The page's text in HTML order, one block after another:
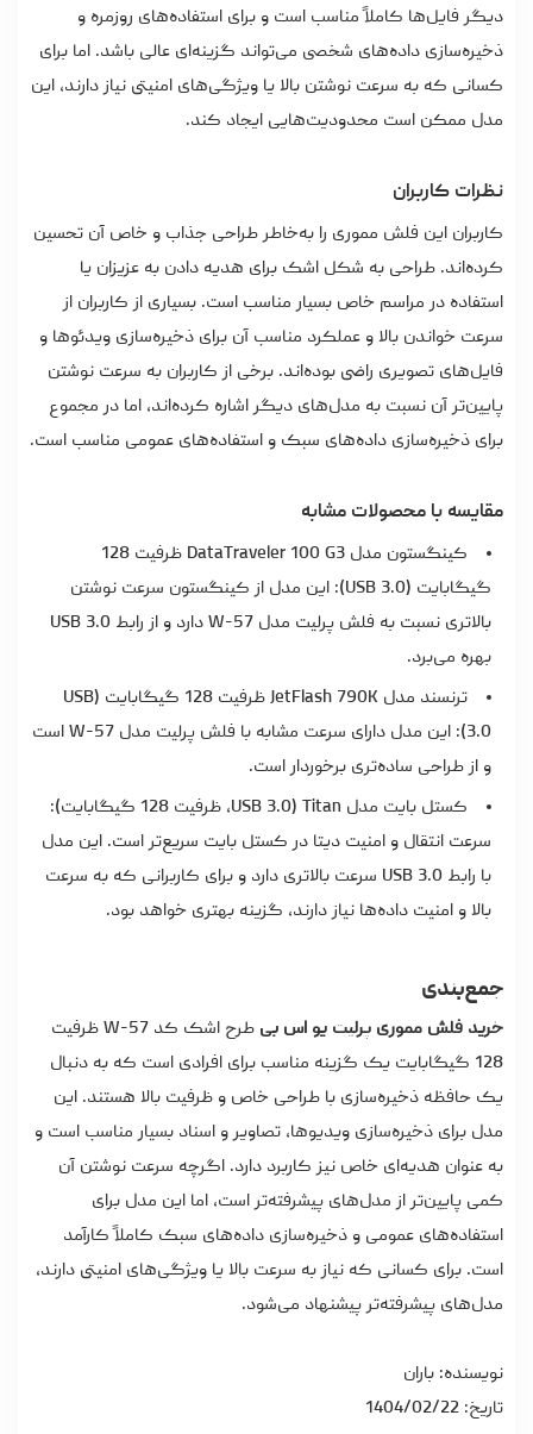
دیگر فایل‌ها کاملاً مناسب است و برای استفاده‌های روزمره و
ذخیره‌سازی داده‌های شخصی می‌تواند گزینه‌ای عالی باشد. اما برای
کسانی که به سرعت نوشتن بالا یا ویژگی‌های امنیتی نیاز دارند، این
مدل ممکن است محدودیت‌هایی ایجاد کند.
نظرات کاربران
کاربران این فلش مموری را به‌خاطر طراحی جذاب و خاص آن تحسین
کرده‌اند. طراحی به شکل اشک برای هدیه دادن به عزیزان یا
استفاده در مراسم خاص بسیار مناسب است. بسیاری از کاربران از
سرعت خواندن بالا و عملکرد مناسب آن برای ذخیره‌سازی ویدئوها و
فایل‌های تصویری راضی بوده‌اند. برخی از کاربران به سرعت نوشتن
پایین‌تر آن نسبت به مدل‌های دیگر اشاره کرده‌اند، اما در مجموع
برای ذخیره‌سازی داده‌های سبک و استفاده‌های عمومی مناسب است.
مقایسه با محصولات مشابه
کینگستون مدل DataTraveler 100 G3 ظرفیت 128
گیگابایت (USB 3.0): این مدل از کینگستون سرعت نوشتن
بالاتری نسبت به فلش پرلیت مدل W-57 دارد و از رابط USB 3.0
بهره می‌برد.
ترنسند مدل JetFlash 790K ظرفیت 128 گیگابایت (USB
3.0): این مدل دارای سرعت مشابه با فلش پرلیت مدل W-57 است
و از طراحی ساده‌تری برخوردار است.
کستل بایت مدل Titan (USB 3.0، ظرفیت 128 گیگابایت):
سرعت انتقال و امنیت دیتا در کستل بایت سریع‌تر است. این مدل
با رابط USB 3.0 سرعت بالاتری دارد و برای کاربرانی که به سرعت
بالا و امنیت داده‌ها نیاز دارند، گزینه بهتری خواهد بود.
جمع‌بندی
خرید فلش مموری پرلیت یو اس بی
طرح اشک کد W-57 ظرفیت
128 گیگابایت یک گزینه مناسب برای افرادی است که به دنبال
یک حافظه ذخیره‌سازی با طراحی خاص و ظرفیت بالا هستند. این
مدل برای ذخیره‌سازی ویدیوها، تصاویر و اسناد بسیار مناسب است و
به‌ عنوان هدیه‌ای خاص نیز کاربرد دارد. اگرچه سرعت نوشتن آن
کمی پایین‌تر از مدل‌های پیشرفته‌تر است، اما این مدل برای
استفاده‌های عمومی و ذخیره‌سازی داده‌های سبک کاملاً کارآمد
است. برای کسانی که نیاز به سرعت بالا یا ویژگی‌های امنیتی دارند،
مدل‌های پیشرفته‌تر پیشنهاد می‌شود.
نویسنده: باران
تاریخ: 1404/02/22